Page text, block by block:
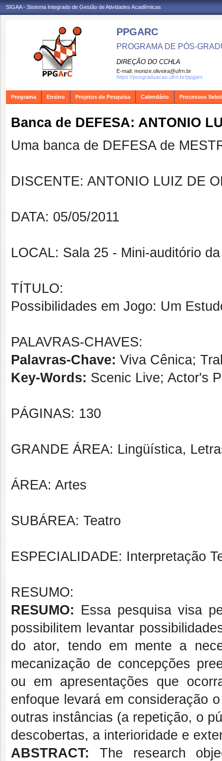
SIGAA - Sistema Integrado de Gestão de Atividades Acadêmicas
PPGARC
PROGRAMA DE PÓS-
DIREÇÃO DO CCHLA
E-mail: monize.oliveira@ufrn.br
https://posgraduacao.ufrn.br/ppgarc
Programa Ensino Projetos de Pesquisa Calendário Processos
Banca de DEFESA: ANTONIO
Uma banca de DEFESA de
DISCENTE: ANTONIO LUIZ DE
DATA: 05/05/2011
LOCAL: Sala 25 - Mini-auditório
TÍTULO:
Possibilidades em Jogo: Um
PALAVRAS-CHAVES:
Palavras-Chave: Viva Cênica;
Key-Words: Scenic Live; Actor's
PÁGINAS: 130
GRANDE ÁREA: Lingüística,
ÁREA: Artes
SUBÁREA: Teatro
ESPECIALIDADE: Interpretação
RESUMO:
RESUMO: Essa pesquisa visa
possibilitem levantar
do ator, tendo em mente a
mecanização de concepções
ou em apresentações que
enfoque levará em consideração
outras instâncias (a repetição, o
descobertas, a interioridade e
ABSTRACT: The research